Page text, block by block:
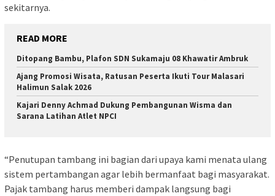
sekitarnya.
READ MORE
Ditopang Bambu, Plafon SDN Sukamaju 08 Khawatir Ambruk
Ajang Promosi Wisata, Ratusan Peserta Ikuti Tour Malasari
Halimun Salak 2026
Kajari Denny Achmad Dukung Pembangunan Wisma dan
Sarana Latihan Atlet NPCI
“Penutupan tambang ini bagian dari upaya kami menata ulang
sistem pertambangan agar lebih bermanfaat bagi masyarakat.
Pajak tambang harus memberi dampak langsung bagi